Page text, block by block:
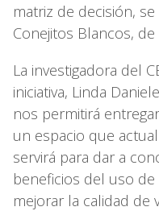
matriz de decisión,
Conejitos Blancos, de
La investigadora del
iniciativa, Linda
nos permitirá
un espacio que
servirá para dar a
beneficios del uso de
mejorar la calidad de